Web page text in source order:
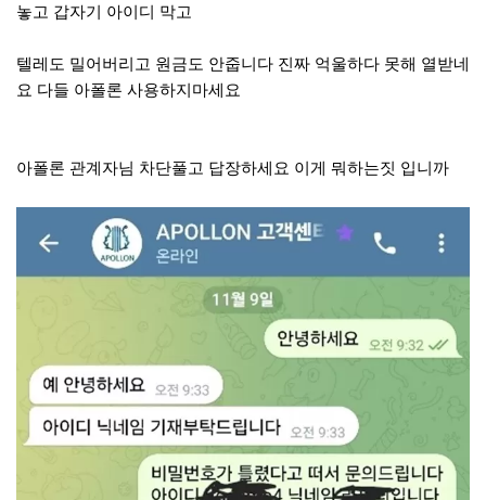
놓고 갑자기 아이디 막고
텔레도 밀어버리고 원금도 안줍니다 진짜 억울하다 못해 열받네
요 다들 아폴론 사용하지마세요
아폴론 관계자님 차단풀고 답장하세요 이게 뭐하는짓 입니까​